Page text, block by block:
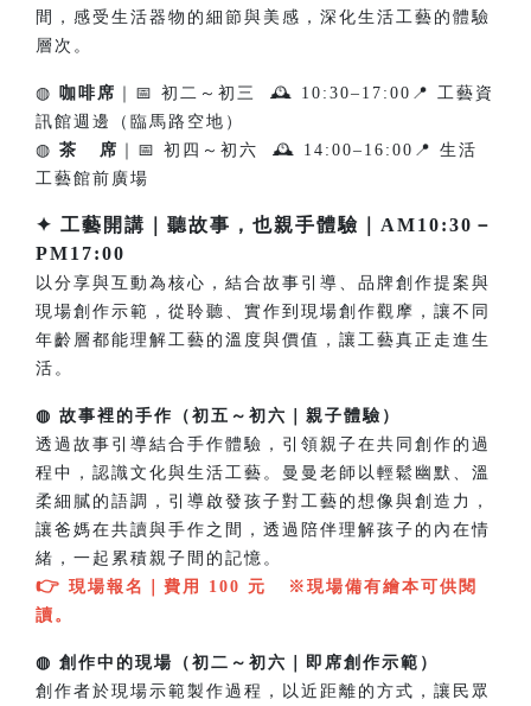
間，感受生活器物的細節與美感，深化生活工藝的體驗
層次。
◍ 咖啡席
｜📅 初二～初三 🕰 10:30–17:00📍 工藝資
訊館週邊（臨馬路空地）
◍ 茶 席
｜📅 初四～初六 🕰 14:00–16:00📍 生活
工藝館前廣場
✦ 工藝開講｜聽故事，也親手體驗｜AM10:30－
PM17:00
以分享與互動為核心，結合故事引導、品牌創作提案與
現場創作示範，從聆聽、實作到現場創作觀摩，讓不同
年齡層都能理解工藝的溫度與價值，讓工藝真正走進生
活。
◍ 故事裡的手作（初五～初六｜親子體驗）
透過故事引導結合手作體驗，引領親子在共同創作的過
程中，認識文化與生活工藝。曼曼老師以輕鬆幽默、溫
柔細膩的語調，引導啟發孩子對工藝的想像與創造力，
讓爸媽在共讀與手作之間，透過陪伴理解孩子的內在情
緒，一起累積親子間的記憶。
👉 現場報名｜費用 100 元 ※現場備有繪本可供閱
讀。
◍ 創作中的現場（初二～初六｜即席創作示範）
創作者於現場示範製作過程，以近距離的方式，讓民眾